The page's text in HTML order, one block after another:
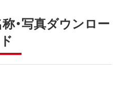
称・写真ダウンロー
ド